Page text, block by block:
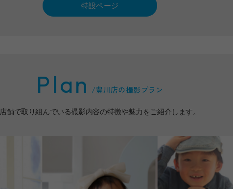
特設ページ
Plan /豊川店の撮影プラン
店舗で取り組んでいる撮影内容の特徴や魅力をご紹介します。